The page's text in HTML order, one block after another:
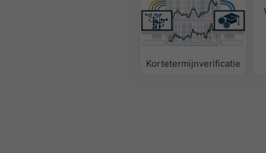
Kortetermijnverificatie